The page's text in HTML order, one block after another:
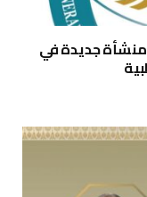
«الاعتماد والرقابة الصحية» تعتمد 30 منشأة جديدة في